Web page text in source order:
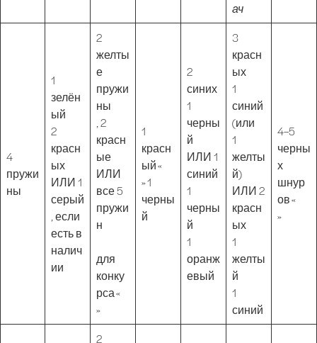
ач
4
пружи
ны
1
зелён
ый
2
красн
ых
ИЛИ 1
серый
, если
есть в
налич
ии
2
желты
е
пружи
ны
, 2
красн
ые
ИЛИ
все 5
пружи
н
для
конку
рса «
»
1
красн
ый «
» 1
черны
й
2
синих
1
черны
й
ИЛИ 1
синий
1
черны
й
1
оранж
евый
3
красн
ых
1
синий
(или
1
желты
й)
ИЛИ 2
красн
ых
1
желты
й
1
синий
4–5
черны
х
шнур
ов «
»
2